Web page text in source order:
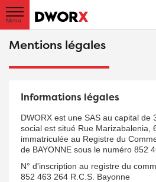
Mentions légales
Informations légales
DWORX est une SAS au capital de
social est situé Rue Marizabalenia,
immatriculée au Registre du
de BAYONNE sous le numéro 852
N° d'inscription au registre du
852 463 264 R.C.S. Bayonne